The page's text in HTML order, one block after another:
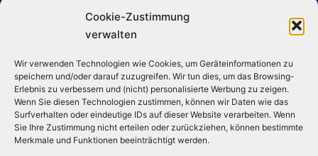
Cookie-Zustimmung
verwalten
Wir verwenden Technologien wie Cookies, um Geräteinformationen zu
speichern und/oder darauf zuzugreifen. Wir tun dies, um das Browsing-
Erlebnis zu verbessern und (nicht) personalisierte Werbung zu zeigen.
Wenn Sie diesen Technologien zustimmen, können wir Daten wie das
Surfverhalten oder eindeutige IDs auf dieser Website verarbeiten. Wenn
Sie Ihre Zustimmung nicht erteilen oder zurückziehen, können bestimmte
Merkmale und Funktionen beeinträchtigt werden.
ABONNIEREN
Folge uns auf Social Media